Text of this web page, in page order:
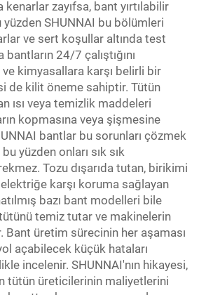
zayıfsa, bant yırtılabilir
SHUNNAI bu bölümleri
ve sert koşullar altında test
24/7 çalıştığını
ve kimyasallara karşı belirli bir
de kilit öneme sahiptir. Tütün
ısı veya temizlik maddeleri
kopmasına veya şişmesine
bantlar bu sorunları çözmek
yüzden onları sık sık
Tozu dışarıda tutan, birikimi
karşı koruma sağlayan
bazı bant modelleri bile
temiz tutar ve makinelerin
Bant üretim sürecinin her aşaması
açabilecek küçük hataları
incelenir. SHUNNAI'nın hikayesi,
tütün üreticilerinin maliyetlerini